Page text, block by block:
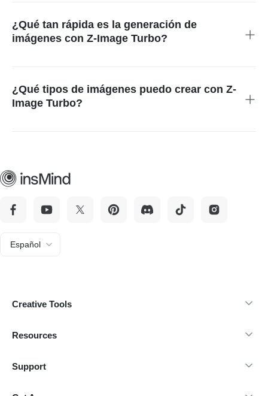
inteligencia artificial o diseño.
¿Qué tan rápida es la generación de
imágenes con Z-Image Turbo?
latencia de inferencia.
¿Qué tipos de imágenes puedo crear con Z-
Image Turbo?
Español
Creative Tools
Resources
Support